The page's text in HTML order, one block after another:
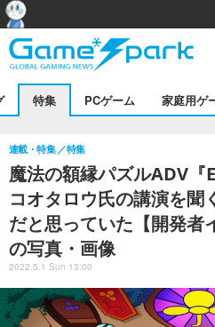
特集 PCゲーム 家庭用ゲ
魔法の額縁パズルADV
コオタロウ氏の講演を聞
だと思っていた【開発者
の写真・画像
連載・特集 特集
2022.5.1 Sun 13:00